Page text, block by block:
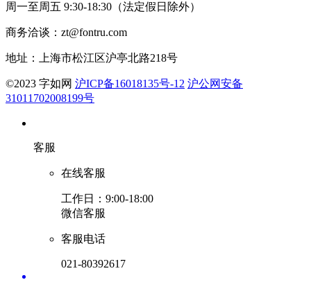
周一至周五 9:30-18:30（法定假日除外）
商务洽谈：zt@fontru.com
地址：上海市松江区沪亭北路218号
©️2023 字如网 沪ICP备16018135号-12 沪公网安备
31011702008199号
客服
在线客服
工作日：9:00-18:00
微信客服
客服电话
021-80392617